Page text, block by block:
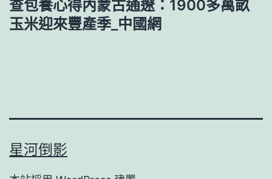
查包養心得內蒙古通遼：1900多萬畝
玉米迎來豐產季_中國網
星河倒影